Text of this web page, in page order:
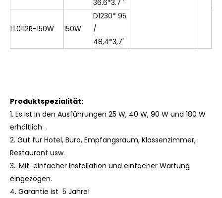
0k
36.6*3.7 '
LL0112R-150W 150W
D1230* 95
/
48,4*3,7'
Produktspezialität:
1. Es ist in den Ausführungen 25 W, 40 W, 90 W und 180 W
erhältlich .
2. Gut für Hotel, Büro, Empfangsraum, Klassenzimmer,
Restaurant usw.
3.. Mit einfacher Installation und einfacher Wartung
eingezogen.
4. Garantie ist 5 Jahre!